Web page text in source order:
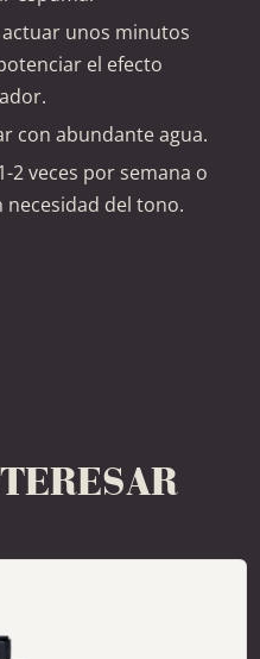
unos minutos
el efecto
con abundante agua.
2 veces por semana o
necesidad del tono.